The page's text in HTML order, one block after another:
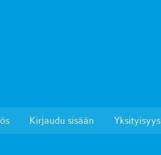
Kirjaudu sisään Yksityisyys